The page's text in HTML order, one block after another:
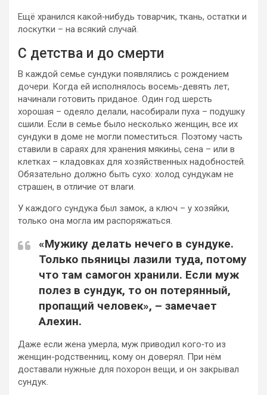
Ещё хранился какой‑нибудь товарчик, ткань, остатки и
лоскутки – на всякий случай.
С детства и до смерти
В каждой семье сундуки появлялись с рождением
дочери. Когда ей исполнялось восемь-девять лет,
начинали готовить приданое. Один год шерсть
хорошая – одеяло делали, насобирали пуха – подушку
сшили. Если в семье было несколько женщин, все их
сундуки в доме не могли поместиться. Поэтому часть
ставили в сараях для хранения мякины, сена – или в
клетках – кладовках для хозяйственных надобностей.
Обязательно должно быть сухо: холод сундукам не
страшен, в отличие от влаги.
У каждого сундука был замок, а ключ – у хозяйки,
только она могла им распоряжаться.
«Мужику делать нечего в сундуке.
Только пьяницы лазили туда, потому
что там самогон хранили. Если муж
полез в сундук, то он потерянный,
пропащий человек», – замечает
Алехин.
Даже если жена умерла, муж приводил кого‑то из
женщин-родственниц, кому он доверял. При нём
доставали нужные для похорон вещи, и он закрывал
сундук.